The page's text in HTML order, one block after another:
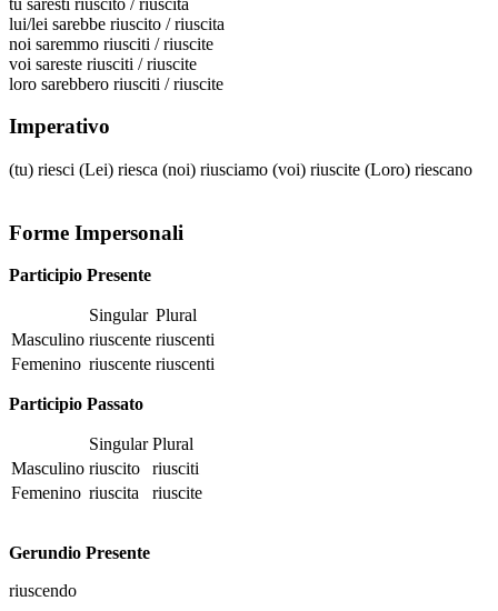
lui/lei sarebbe riuscito / riuscita
noi saremmo riusciti / riuscite
voi sareste riusciti / riuscite
loro sarebbero riusciti / riuscite
Imperativo
(tu) riesci (Lei) riesca (noi) riusciamo (voi) riuscite (Loro) riescano
Forme Impersonali
Participio Presente
Singular Plural
Masculino riuscente riuscenti
Femenino riuscente riuscenti
Participio Passato
Singular Plural
Masculino riuscito
riusciti
Femenino riuscita riuscite
Gerundio Presente
riuscendo